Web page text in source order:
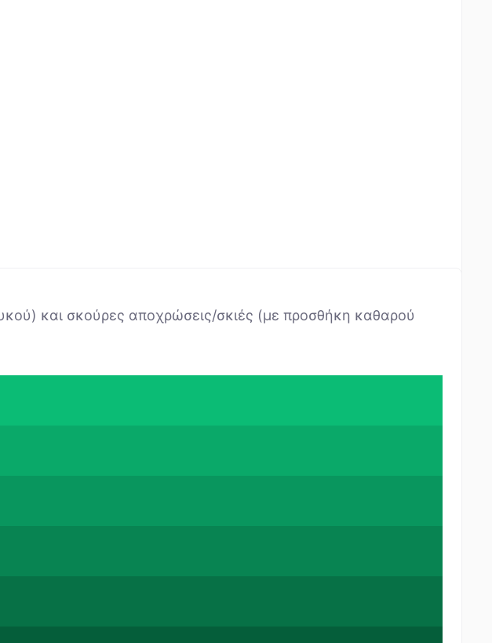
και σκούρες αποχρώσεις/σκιές (με προσθήκη καθαρού